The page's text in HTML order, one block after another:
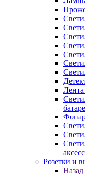
Розетки и
Назад